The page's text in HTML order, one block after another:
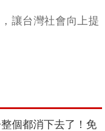
讓台灣社會向上提
個都消下去了！免